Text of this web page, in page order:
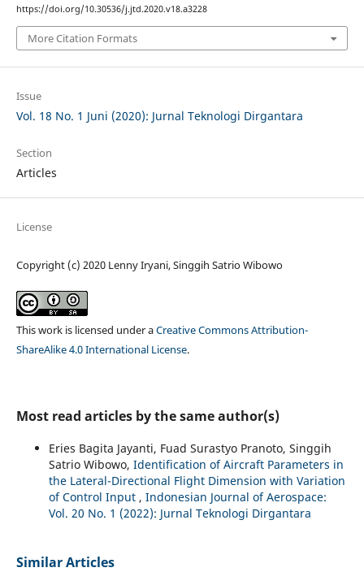
https://doi.org/10.30536/j.jtd.2020.v18.a3228
More Citation Formats
Issue
Vol. 18 No. 1 Juni (2020): Jurnal Teknologi Dirgantara
Section
Articles
License
Copyright (c) 2020 Lenny Iryani, Singgih Satrio Wibowo
This work is licensed under aCreative Commons Attribution-
ShareAlike 4.0 International License.
Most read articles by the same author(s)
Eries Bagita Jayanti, Fuad Surastyo Pranoto, Singgih
Satrio Wibowo, Identification of Aircraft Parameters in
the Lateral-Directional Flight Dimension with Variation
of Control Input , Indonesian Journal of Aerospace:
Vol. 20 No. 1 (2022): Jurnal Teknologi Dirgantara
Similar Articles